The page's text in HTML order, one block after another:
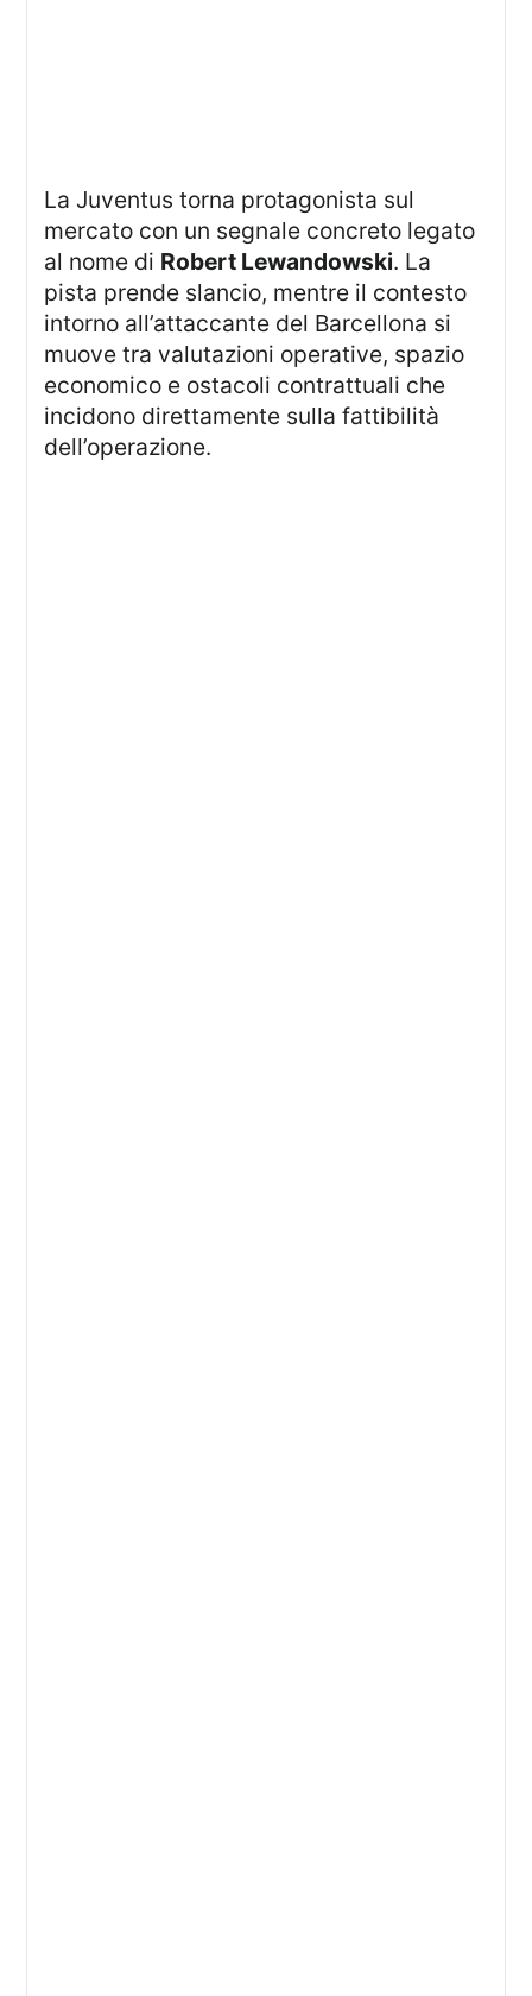
La Juventus torna protagonista sul
mercato con un segnale concreto legato
al nome di Robert Lewandowski. La
pista prende slancio, mentre il contesto
intorno all’attaccante del Barcellona si
muove tra valutazioni operative, spazio
economico e ostacoli contrattuali che
incidono direttamente sulla fattibilità
dell’operazione.